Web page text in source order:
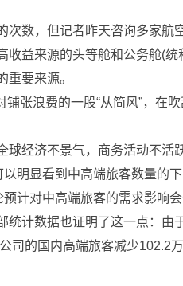
数，但记者昨天咨询多家航
益来源的头等舱和公务舱(统
要来源。
张浪费的一股“从简风”，在
经济不景气，商务活动不活
明显看到中高端旅客数量的
计对中高端旅客的需求影响会
计数据也证明了这一点：由
司的国内高端旅客减少102.2